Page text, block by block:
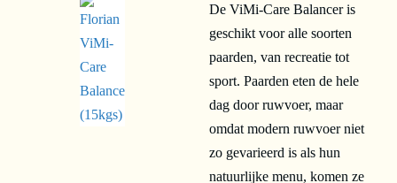
De ViMi-Care Balancer is
geschikt voor alle soorten
paarden, van recreatie tot
sport. Paarden eten de hele
dag door ruwvoer, maar
omdat modern ruwvoer niet
zo gevarieerd is als hun
natuurlijke menu, komen ze